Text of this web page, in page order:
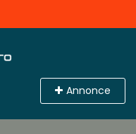
Annonce